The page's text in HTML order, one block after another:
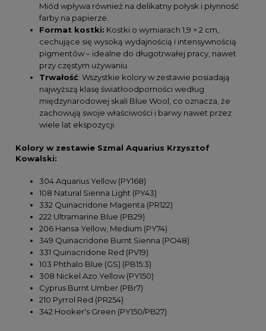
Miód wpływa również na delikatny połysk i płynność
farby na papierze.
Format kostki: Kostki o wymiarach 1,9 × 2 cm,
cechujące się wysoką wydajnością i intensywnością
pigmentów – idealne do długotrwałej pracy, nawet
przy częstym używaniu.
Trwałość: Wszystkie kolory w zestawie posiadają
najwyższą klasę światłoodporności według
międzynarodowej skali Blue Wool, co oznacza, że
zachowują swoje właściwości i barwy nawet przez
wiele lat ekspozycji.
Kolory w zestawie Szmal Aquarius Krzysztof
Kowalski:
304 Aquarius Yellow (PY168)
108 Natural Sienna Light (PY43)
332 Quinacridone Magenta (PR122)
222 Ultramarine Blue (PB29)
206 Hansa Yellow, Medium (PY74)
349 Quinacridone Burnt Sienna (PO48)
331 Quinacridone Red (PV19)
103 Phthalo Blue (GS) (PB15:3)
308 Nickel Azo Yellow (PY150)
Cyprus Burnt Umber (PBr7)
210 Pyrrol Red (PR254)
342 Hooker's Green (PY150/PB27)